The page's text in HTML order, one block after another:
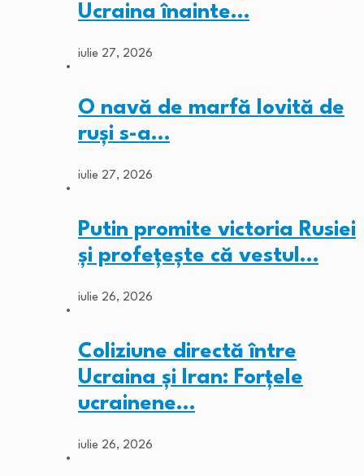
Ucraina înainte…
iulie 27, 2026
O navă de marfă lovită de
ruși s-a…
iulie 27, 2026
Putin promite victoria Rusiei
și profețește că vestul…
iulie 26, 2026
Coliziune directă între
Ucraina și Iran: Forțele
ucrainene…
iulie 26, 2026